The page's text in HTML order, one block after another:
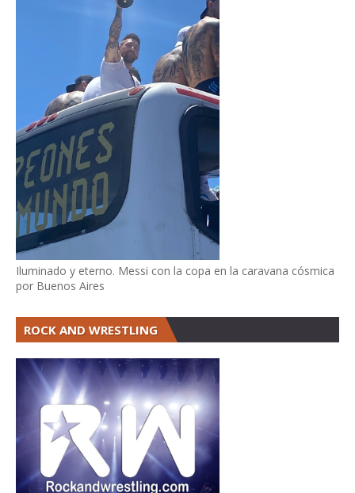
Iluminado y eterno. Messi con la copa en la caravana cósmica
por Buenos Aires
ROCK AND WRESTLING